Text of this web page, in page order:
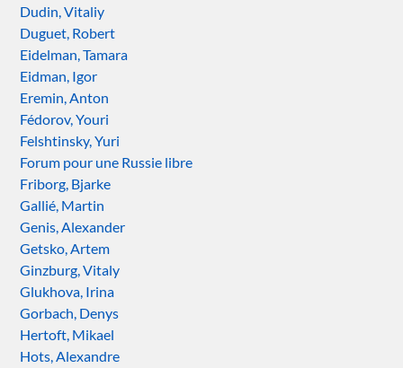
Dudin, Vitaliy
Duguet, Robert
Eidelman, Tamara
Eidman, Igor
Eremin, Anton
Fédorov, Youri
Felshtinsky, Yuri
Forum pour une Russie libre
Friborg, Bjarke
Gallié, Martin
Genis, Alexander
Getsko, Artem
Ginzburg, Vitaly
Glukhova, Irina
Gorbach, Denys
Hertoft, Mikael
Hots, Alexandre